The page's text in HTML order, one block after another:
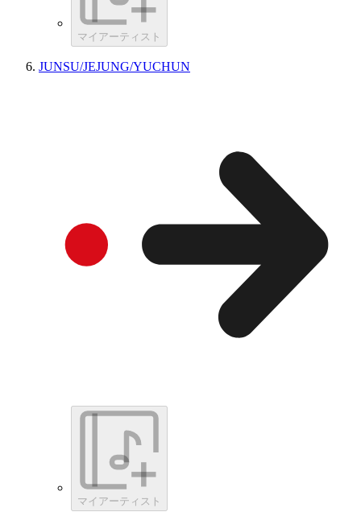
マイアーティスト
JUNSU/JEJUNG/YUCHUN
マイアーティスト